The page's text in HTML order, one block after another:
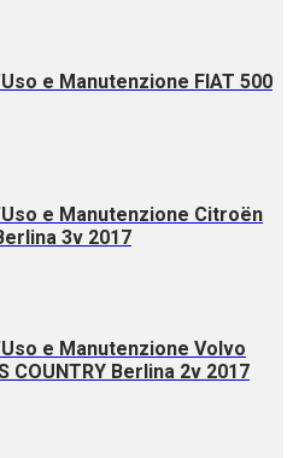
e Manutenzione FIAT 500
e Manutenzione Citroën
3v 2017
e Manutenzione Volvo
COUNTRY Berlina 2v 2017